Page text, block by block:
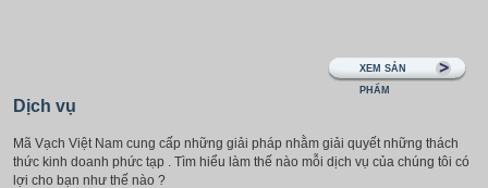
XEM SẢN
PHẨM
Dịch vụ
Mã Vạch Việt Nam cung cấp những giải pháp nhằm giải quyết những thách
thức kinh doanh phức tạp . Tìm hiểu làm thế nào mỗi dịch vụ của chúng tôi có
lợi cho bạn như thế nào ?